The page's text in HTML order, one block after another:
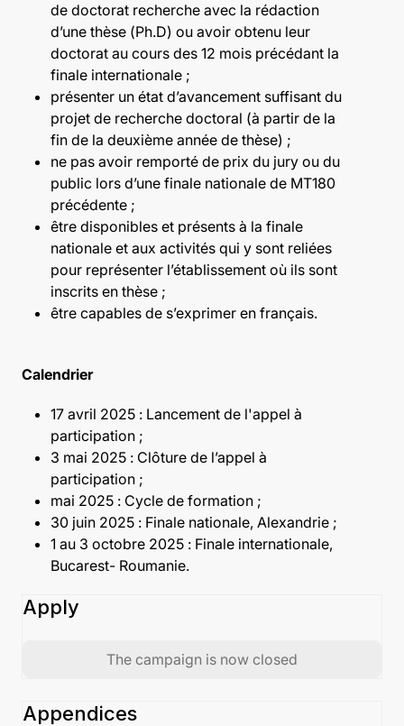
de doctorat recherche avec la rédaction
d’une thèse (Ph.D) ou avoir obtenu leur
doctorat au cours des 12 mois précédant la
finale internationale ;
présenter un état d’avancement suffisant du
projet de recherche doctoral (à partir de la
fin de la deuxième année de thèse) ;
ne pas avoir remporté de prix du jury ou du
public lors d’une finale nationale de MT180
précédente ;
être disponibles et présents à la finale
nationale et aux activités qui y sont reliées
pour représenter l’établissement où ils sont
inscrits en thèse ;
être capables de s’exprimer en français.
Calendrier
17 avril 2025 : Lancement de l'appel à
participation ;
3 mai 2025 : Clôture de l’appel à
participation ;
mai 2025 : Cycle de formation ;
30 juin 2025 : Finale nationale, Alexandrie ;
1 au 3 octobre 2025 : Finale internationale,
Bucarest- Roumanie.
Apply
The campaign is now closed
Appendices